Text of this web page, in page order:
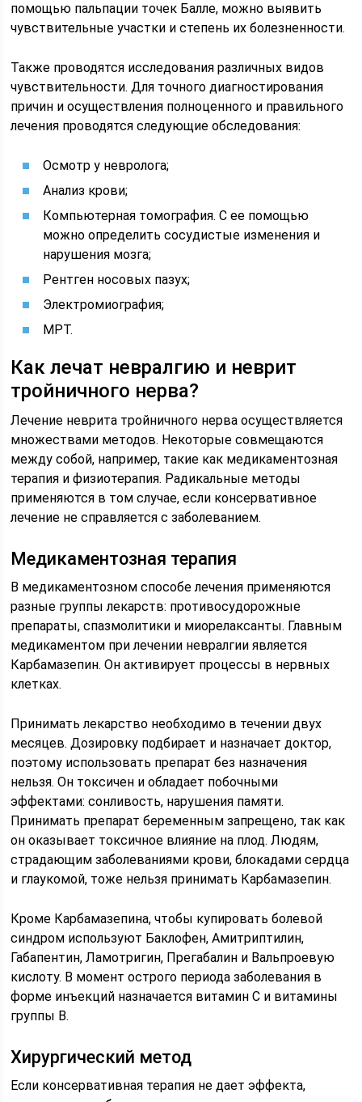
помощью пальпации точек Балле, можно выявить
чувствительные участки и степень их болезненности.
Также проводятся исследования различных видов
чувствительности. Для точного диагностирования
причин и осуществления полноценного и правильного
лечения проводятся следующие обследования:
Осмотр у невролога;
Анализ крови;
Компьютерная томография. С ее помощью
можно определить сосудистые изменения и
нарушения мозга;
Рентген носовых пазух;
Электромиография;
МРТ.
Как лечат невралгию и неврит
тройничного нерва?
Лечение неврита тройничного нерва осуществляется
множествами методов. Некоторые совмещаются
между собой, например, такие как медикаментозная
терапия и физиотерапия. Радикальные методы
применяются в том случае, если консервативное
лечение не справляется с заболеванием.
Медикаментозная терапия
В медикаментозном способе лечения применяются
разные группы лекарств: противосудорожные
препараты, спазмолитики и миорелаксанты. Главным
медикаментом при лечении невралгии является
Карбамазепин. Он активирует процессы в нервных
клетках.
Принимать лекарство необходимо в течении двух
месяцев. Дозировку подбирает и назначает доктор,
поэтому использовать препарат без назначения
нельзя. Он токсичен и обладает побочными
эффектами: сонливость, нарушения памяти.
Принимать препарат беременным запрещено, так как
он оказывает токсичное влияние на плод. Людям,
страдающим заболеваниями крови, блокадами сердца
и глаукомой, тоже нельзя принимать Карбамазепин.
Кроме Карбамазепина, чтобы купировать болевой
синдром используют Баклофен, Амитриптилин,
Габапентин, Ламотригин, Прегабалин и Вальпроевую
кислоту. В момент острого периода заболевания в
форме инъекций назначается витамин С и витамины
группы В.
Хирургический метод
Если консервативная терапия не дает эффекта,